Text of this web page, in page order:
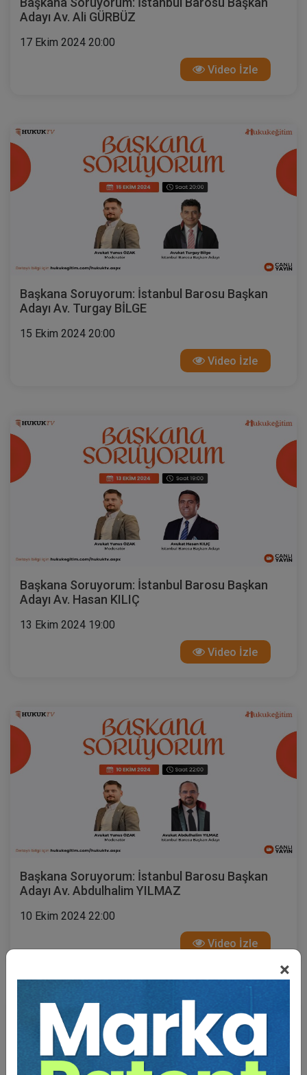
×
Adayı Av. Ali GÜRBÜZ
17 Ekim 2024 20:00
Video İzle
Başkana Soruyorum: İstanbul Barosu Başkan
Adayı Av. Turgay BİLGE
15 Ekim 2024 20:00
Video İzle
Başkana Soruyorum: İstanbul Barosu Başkan
Adayı Av. Hasan KILIÇ
13 Ekim 2024 19:00
Video İzle
Başkana Soruyorum: İstanbul Barosu Başkan
Adayı Av. Abdulhalim YILMAZ
10 Ekim 2024 22:00
Video İzle